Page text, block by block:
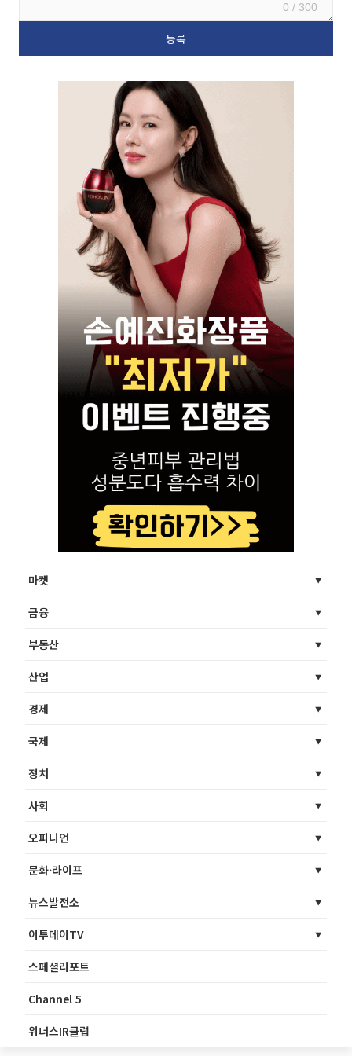
0 / 300
마켓
금융
부동산
산업
경제
국제
정치
사회
오피니언
문화·라이프
뉴스발전소
이투데이TV
스페셜리포트
Channel 5
위너스IR클럽